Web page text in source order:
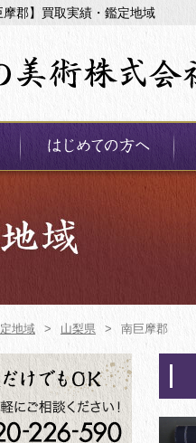
摩郡】買取実績・鑑定地域
地域 > 山梨県 > 南巨摩郡